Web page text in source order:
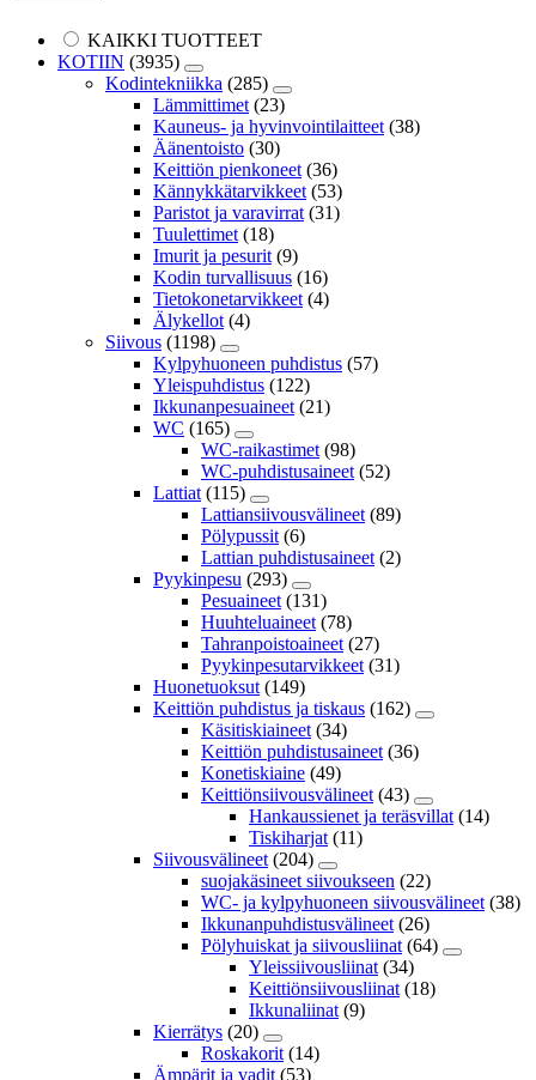
KAIKKI TUOTTEET
KOTIIN (3935)
Kodintekniikka (285)
Lämmittimet (23)
Kauneus- ja hyvinvointilaitteet (38)
Äänentoisto (30)
Keittiön pienkoneet (36)
Kännykkätarvikkeet (53)
Paristot ja varavirrat (31)
Tuulettimet (18)
Imurit ja pesurit (9)
Kodin turvallisuus (16)
Tietokonetarvikkeet (4)
Älykellot (4)
Siivous (1198)
Kylpyhuoneen puhdistus (57)
Yleispuhdistus (122)
Ikkunanpesuaineet (21)
WC (165)
WC-raikastimet (98)
WC-puhdistusaineet (52)
Lattiat (115)
Lattiansiivousvälineet (89)
Pölypussit (6)
Lattian puhdistusaineet (2)
Pyykinpesu (293)
Pesuaineet (131)
Huuhteluaineet (78)
Tahranpoistoaineet (27)
Pyykinpesutarvikkeet (31)
Huonetuoksut (149)
Keittiön puhdistus ja tiskaus (162)
Käsitiskiaineet (34)
Keittiön puhdistusaineet (36)
Konetiskiaine (49)
Keittiönsiivousvälineet (43)
Hankaussienet ja teräsvillat (14)
Tiskiharjat (11)
Siivousvälineet (204)
suojakäsineet siivoukseen (22)
WC- ja kylpyhuoneen siivousvälineet (38)
Ikkunanpuhdistusvälineet (26)
Pölyhuiskat ja siivousliinat (64)
Yleissiivousliinat (34)
Keittiönsiivousliinat (18)
Ikkunaliinat (9)
Kierrätys (20)
Roskakorit (14)
Ämpärit ja vadit (53)